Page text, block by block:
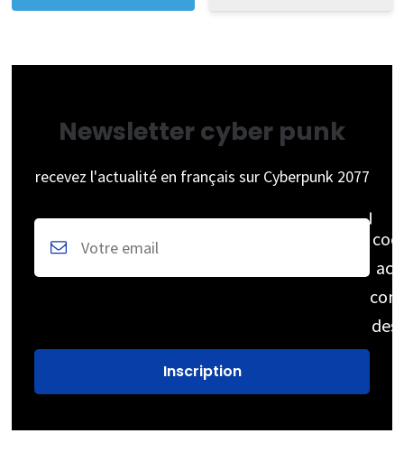
Newsletter cyber punk
recevez l'actualité en français sur Cyberpunk 2077
des